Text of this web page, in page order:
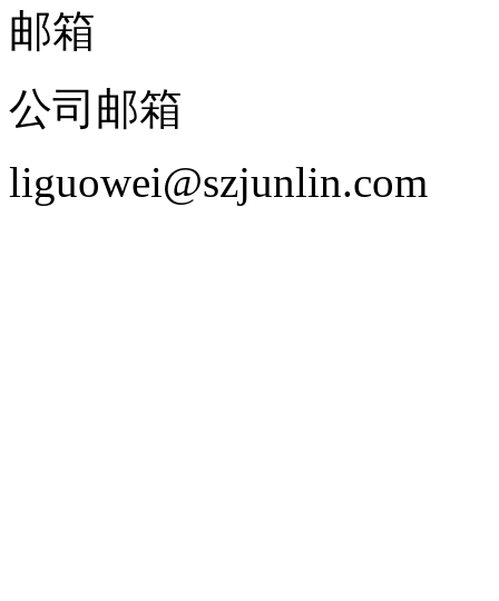
邮箱
公司邮箱
liguowei@szjunlin.com